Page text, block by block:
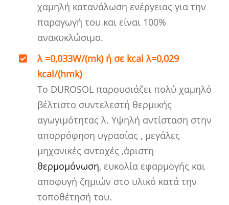
χαμηλή κατανάλωση ενέργειας για την
παραγωγή του και είναι 100%
ανακυκλώσιμο.
λ =0,033W/(mk) ή σε kcal λ=0,029
kcal/(hmk)
Το DUROSOL παρουσιάζει πολύ χαμηλό
βέλτιστο συντελεστή θερμικής
αγωγιμότητας λ. Υψηλή αντίσταση στην
απορρόφηση υγρασίας , μεγάλες
μηχανικές αντοχές ,άριστη
θερμομόνωση, ευκολία εφαρμογής και
αποφυγή ζημιών στο υλικό κατά την
τοποθέτησή του.